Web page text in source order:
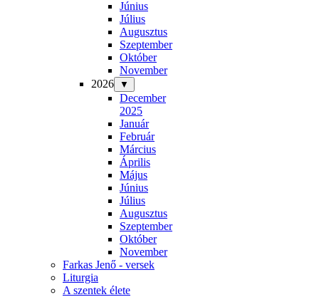
Június
Július
Augusztus
Szeptember
Október
November
2026
▼
December
2025
Január
Február
Március
Április
Május
Június
Július
Augusztus
Szeptember
Október
November
Farkas Jenő - versek
Liturgia
A szentek élete